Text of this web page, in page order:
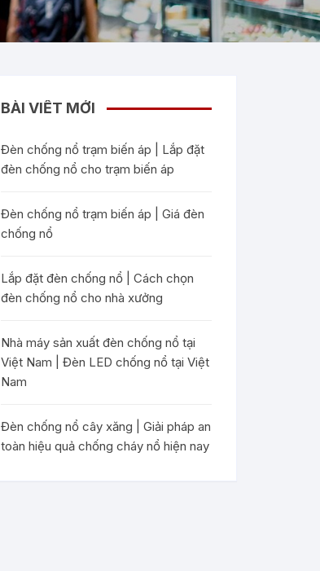
BÀI VIẾT MỚI
Đèn chống nổ trạm biến áp | Lắp đặt
đèn chống nổ cho trạm biến áp
Đèn chống nổ trạm biến áp | Giá đèn
chống nổ
Lắp đặt đèn chống nổ | Cách chọn
đèn chống nổ cho nhà xưởng
Nhà máy sản xuất đèn chống nổ tại
Việt Nam | Đèn LED chống nổ tại Việt
Nam
Đèn chống nổ cây xăng | Giải pháp an
toàn hiệu quả chống cháy nổ hiện nay